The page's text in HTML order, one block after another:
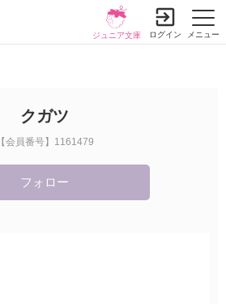
メニュー
ジュニア文庫 ログイン
クガツ
【会員番号】1161479
フォロー